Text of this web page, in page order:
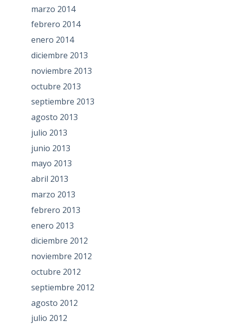
marzo 2014
febrero 2014
enero 2014
diciembre 2013
noviembre 2013
octubre 2013
septiembre 2013
agosto 2013
julio 2013
junio 2013
mayo 2013
abril 2013
marzo 2013
febrero 2013
enero 2013
diciembre 2012
noviembre 2012
octubre 2012
septiembre 2012
agosto 2012
julio 2012